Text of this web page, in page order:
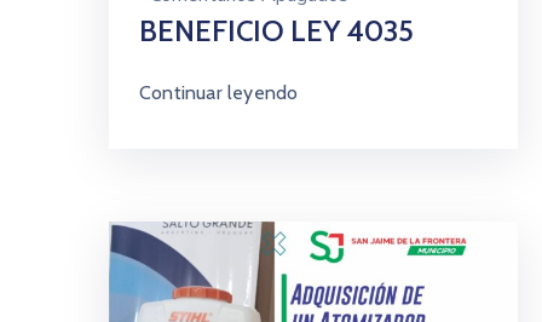
BENEFICIO LEY 4035
Continuar leyendo